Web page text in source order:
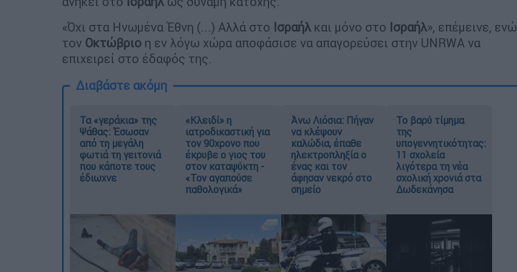
«Όχι στα Ηνωμένα Έθνη (...) Αλλά στο Ισραήλ και μόνο στο Ισραήλ», επέμεινε, ενώ
τον Οκτώβριο η εν λόγω χώρα αποφάσισε να απαγορεύσει στην UNRWA να
επιχειρεί στο έδαφός της.
Διαβάστε ακόμη
Τα «γεράκια» της
Ψάθας: Έσωσαν
από τη μεγάλη
φωτιά τη γειτονιά
που κάποτε τους
έδιωχνε
«Κλειδί» η
ιατροδικαστική για
τον 90χρονο που
έκρυβε ο γιος του
στον καταψύκτη -
«Τον αγαπούσε
παθολογικά»
Άνω Λιόσια: Πήγαν
να κλέψουν
καλώδια, έπαθε
ηλεκτροπληξία ο
ένας και τον
άφησαν νεκρό στο
σημείο
Το βαρύ τίμημα
της
υπογεννητικότητας:
11 σχολεία
λιγότερα τη νέα
σχολική χρονιά στα
Δωδεκάνησα